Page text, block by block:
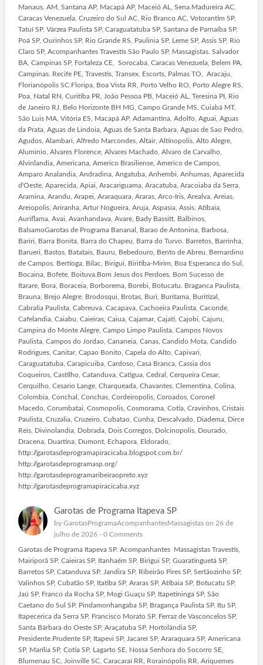
Manaus. AM, Santana AP, Macapá AP, Maceió AL, Sena.Madureira AC,
Caracas Venezuela, Cruzeiro do Sul AC, Rio Branco AC, Votorantim SP,
Tatuí SP, Várzea Paulista SP, Caraguatatuba SP, Santana de Parnaíba SP,
Poá SP, Ourinhos SP, Rio Grande RS, Paulinia SP, Leme SP, Assis SP, Rio
Claro SP, Acompanhantes Travestis São Paulo SP, Massagistas. Salvador
BA, Campinas SP, Fortaleza CE, Sorocaba, Caracas Venezuela, Belem PA,
Campinas. Recife PE, Travestis, Transex, Escorts, Palmas TO, Aracaju,
Florianópolis SC.Floripa, Boa Vista RR, Porto Velho RO, Porto Alegre RS,
Poa, Natal RN, Curitiba PR, João Pessoa PB, Maceió AL, Teresina PI, Rio
de Janeiro RJ, Belo Horizonte BH MG, Campo Grande MS, Cuiabá MT,
São Luis MA, Vitória ES, Macapá AP, Adamantina, Adolfo, Aguai, Aguas
da Prata, Aguas de Lindoia, Aguas de Santa Barbara, Aguas de Sao Pedro,
Agudos, Alambari, Alfredo Marcondes, Altair, Altinopolis, Alto Alegre,
Aluminio, Alvares Florence, Alvares Machado, Alvaro de Carvalho,
Alvinlandia, Americana, Americo Brasiliense, Americo de Campos,
Amparo Analandia, Andradina, Angatuba, Anhembi, Anhumas, Aparecida
d'Oeste, Aparecida, Apiai, Aracariguama, Aracatuba, Aracoiaba da Serra,
Aramina, Arandu, Arapei, Araraquara, Araras, Arco-Iris, Arealva, Areias,
Areiopolis, Ariranha, Artur Nogueira, Aruja, Aspasia, Assis, Atibaia,
Auriflama, Avai, Avanhandava, Avare, Bady Bassitt, Balbinos,
BalsamoGarotas de Programa Bananal, Barao de Antonina, Barbosa,
Bariri, Barra Bonita, Barra do Chapeu, Barra do Turvo. Barretos, Barrinha,
Barueri, Bastos, Batatais, Bauru, Bebedouro, Bento de Abreu, Bernardino
de Campos. Bertioga, Bilac, Birigui, Biritiba-Mirim, Boa Esperanca do Sul,
Bocaina, Bofete, Boituva.Bom Jesus dos Perdoes, Bom Sucesso de
Itarare, Bora, Boraceia, Borborema, Borebi, Botucatu. Braganca Paulista,
Brauna, Brejo Alegre, Brodosqui, Brotas, Buri, Buritama, Buritizal,
Cabralia Paulista, Cabreuva, Cacapava, Cachoeira Paulista, Caconde,
Cafelandia, Caiabu, Caieiras, Caiua, Cajamar, Cajati, Cajobi, Cajuru,
Campina do Monte Alegre, Campo Limpo Paulista, Campos Novos
Paulista, Campos do Jordao, Cananeia, Canas, Candido Mota, Candido
Rodrigues, Canitar, Capao Bonito, Capela do Alto, Capivari,
Caraguatatuba, Carapicuiba, Cardoso, Casa Branca, Cassia dos
Coqueiros, Castilho, Catanduva, Catigua, Cedral, Cerqueira Cesar,
Cerquilho, Cesario Lange, Charqueada, Chavantes, Clementina, Colina,
Colombia, Conchal, Conchas, Cordeiropolis, Coroados, Coronel
Macedo, Corumbatai, Cosmopolis, Cosmorama, Cotia, Cravinhos, Cristais
Paulista, Cruzalia, Cruzeiro, Cubatao, Cunha, Descalvado, Diadema, Dirce
Reis, Divinolandia, Dobrada, Dois Corregos, Dolcinopolis, Dourado,
Dracena, Duartina, Dumont, Echapora, Eldorado,
http://garotasdeprogramapiracicaba.blogspot.com.br/
http://garotasdeprogramasp.org/
http://garotasdeprogramaribeiraopreto.xyz
http://garotasdeprogramapiracicaba.xyz
Garotas de Programa Itapeva SP
by GarotasProgramaAcompanhantesMassagistason 26 de
julho de 2026 - 0 Comments
Garotas de Programa Itapeva SP. Acompanhantes Massagistas Travestis,
Mairiporã SP, Caieiras SP, Itanhaém SP, Birigui SP, Guaratinguetá SP,
Barretos SP, Catanduva SP, Jandira SP, Ribeirão Pires SP, Sertãozinho SP,
Valinhos SP, Cubatão SP, Itatiba SP, Araras SP, Atibaia SP, Botucatu SP,
Jaú SP, Franco da Rocha SP, Mogi Guaçu SP, Itapetininga SP, São
Caetano do Sul SP. Pindamonhangaba SP, Bragança Paulista SP, Itu SP,
Itapecerica da Serra SP, Francisco Morato SP. Ferraz de Vasconcelos SP,
Santa Bárbara do Oeste SP, Araçatuba SP, Hortolândia SP,
Presidente.Prudente SP, Itapevi SP, Jacareí SP, Araraquara SP, Americana
SP, Marília SP, Cotia SP, Lagarto SE, Nossa Senhora do Socorro SE,
Blumenau SC, Joinville SC, Caracaraí RR, Rorainópolis RR, Ariquemes